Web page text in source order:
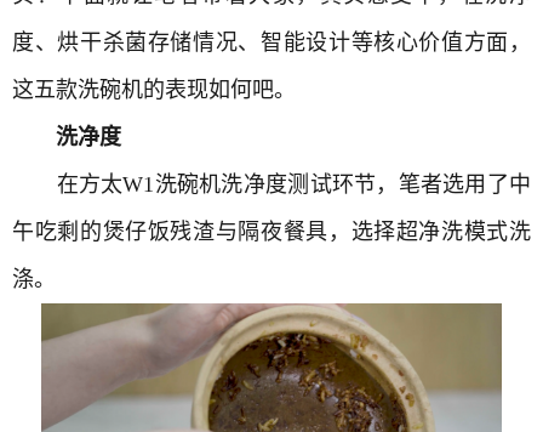
度、烘干杀菌存储情况、智能设计等核心价值方面，
这五款洗碗机的表现如何吧。
洗净度
在方太W1洗碗机洗净度测试环节，笔者选用了中
午吃剩的煲仔饭残渣与隔夜餐具，选择超净洗模式洗
涤。